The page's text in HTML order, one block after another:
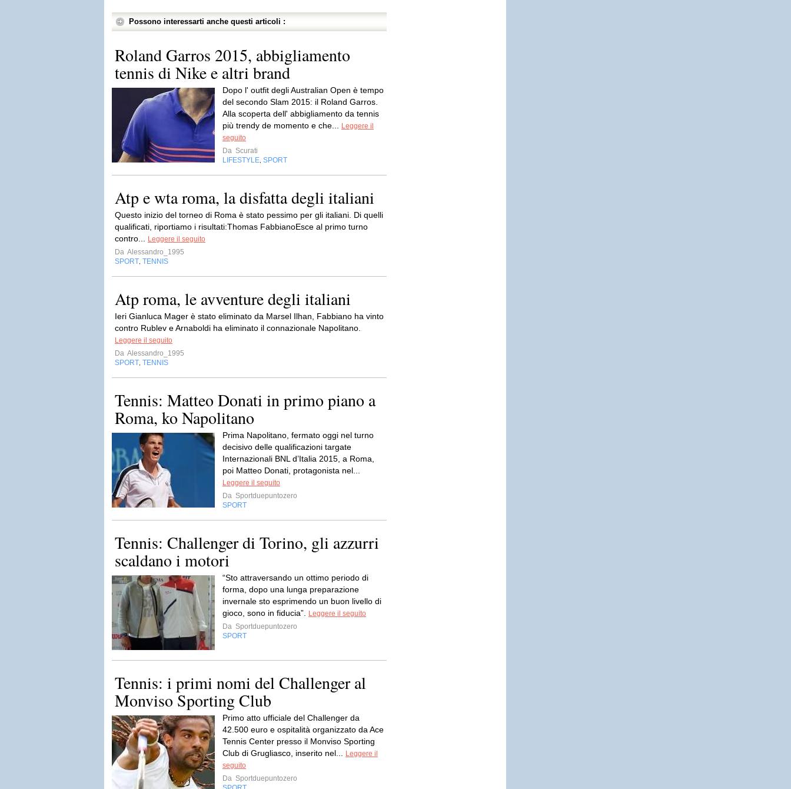
Possono interessarti anche questi articoli :
Roland Garros 2015, abbigliamento
tennis di Nike e altri brand
Dopo l' outfit degli Australian Open è tempo
del secondo Slam 2015: il Roland Garros.
Alla scoperta dell' abbigliamento da tennis
più trendy de momento e che...
Leggere il
seguito
Da Scurati
LIFESTYLE SPORT
Atp e wta roma, la disfatta degli italiani
Questo inizio del torneo di Roma è stato pessimo per gli italiani. Di quelli
qualificati, riportiamo i risultati:Thomas FabbianoEsce al primo turno
contro...
Leggere il seguito
Da Alessandro_1995
SPORT TENNIS
Atp roma, le avventure degli italiani
Ieri Gianluca Mager è stato eliminato da Marsel Ilhan, Fabbiano ha vinto
contro Rublev e Arnaboldi ha eliminato il connazionale Napolitano.
Leggere il seguito
Da Alessandro_1995
SPORT TENNIS
Tennis: Matteo Donati in primo piano a
Roma, ko Napolitano
Prima Napolitano, fermato oggi nel turno
decisivo delle qualificazioni targate
Internazionali BNL d’Italia 2015, a Roma,
poi Matteo Donati, protagonista nel...
Leggere il seguito
Da Sportduepuntozero
SPORT
Tennis: Challenger di Torino, gli azzurri
scaldano i motori
“Sto attraversando un ottimo periodo di
forma, dopo una lunga preparazione
invernale sto esprimendo un buon livello di
gioco, sono in fiducia”.
Leggere il seguito
Da Sportduepuntozero
SPORT
Tennis: i primi nomi del Challenger al
Monviso Sporting Club
Primo atto ufficiale del Challenger da
42.500 euro e ospitalità organizzato da Ace
Tennis Center presso il Monviso Sporting
Club di Grugliasco, inserito nel...
Leggere il
seguito
Da Sportduepuntozero